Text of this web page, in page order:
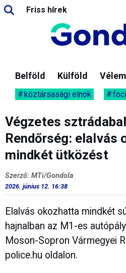
Friss hírek
Belföld Külföld
köztársasági elnök
Végzetes
Rendőrség: elalvás
mindkét ütközést
Szerző: MTi/Gondola
2026. június 12. 16:38
Elalvás okozhatta mindkét
hajnalban az M1-es
Moson-Sopron Vármegyei
police.hu oldalon.